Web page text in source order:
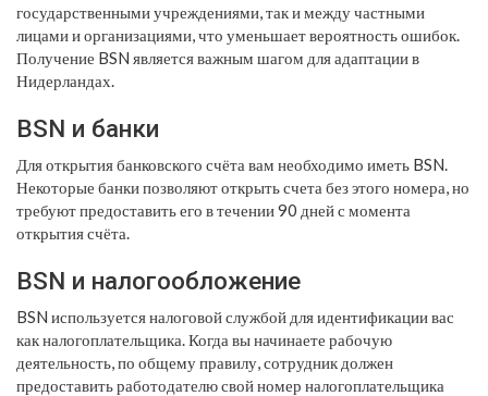
государственными учреждениями, так и между частными
лицами и организациями, что уменьшает вероятность ошибок.
Получение BSN является важным шагом для адаптации в
Нидерландах.
BSN и банки
Для открытия банковского счёта вам необходимо иметь BSN.
Некоторые банки позволяют открыть счета без этого номера, но
требуют предоставить его в течении 90 дней с момента
открытия счёта.
BSN и налогообложение
BSN используется налоговой службой для идентификации вас
как налогоплательщика. Когда вы начинаете рабочую
деятельность, по общему правилу, сотрудник должен
предоставить работодателю свой номер налогоплательщика